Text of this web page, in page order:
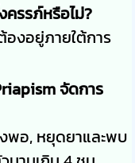
รรภ์หรือไม่?
องอยู่ภายใต้การ
จัดการ
พอ, หยุดยาและพบ